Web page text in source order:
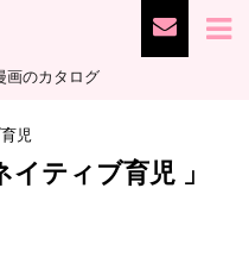
画のカタログ
児
イティブ育児 」